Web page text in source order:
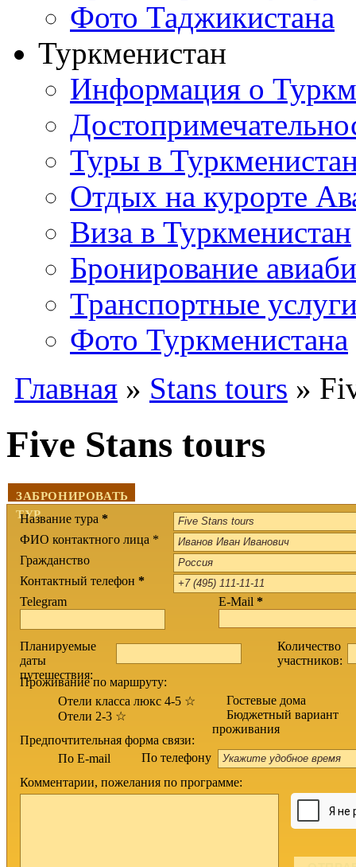
Фото Таджикистана
Туркменистан
Информация о
Туры в
Отдых на курорте
Виза в Туркменистан
Бронирование
Транспортные
Фото Туркменистана
Главная » Stans tours »
Five Stans tours
ЗАБРОНИРОВАТЬ
ТУР
Название тура *
ФИО контактного лица *
Гражданство
Контактный телефон *
Telegram
E-Mail *
Планируемые
даты
путешествия:
Количество
участников:
Проживание по маршруту:
Отели класса люкс 4-5 ☆
Отели 2-3 ☆
Гостевые дома
Бюджетный вариант
проживания
Предпочтительная форма связи:
По E-mail
По телефону
Комментарии, пожелания по программе: